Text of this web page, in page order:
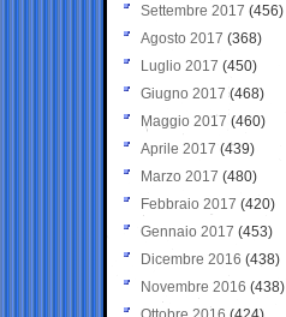
Settembre 2017 (456)
Agosto 2017 (368)
Luglio 2017 (450)
Giugno 2017 (468)
Maggio 2017 (460)
Aprile 2017 (439)
Marzo 2017 (480)
Febbraio 2017 (420)
Gennaio 2017 (453)
Dicembre 2016 (438)
Novembre 2016 (438)